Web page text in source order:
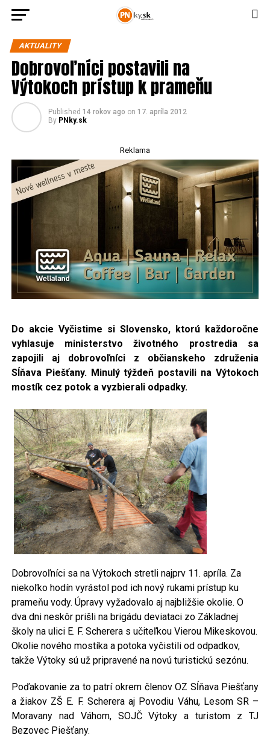
AKTUALITY
Dobrovoľníci postavili na
Výtokoch prístup k prameňu
Published 14 rokov ago on 17. apríla 2012
By PNky.sk
Reklama
Do akcie Vyčistime si Slovensko, ktorú každoročne
vyhlasuje ministerstvo životného prostredia sa
zapojiliaj dobrovoľníci z občianskeho združenia
Sĺňava Piešťany. Minulý týždeň postavili na Výtokoch
mostík cez potok a vyzbierali odpadky.
Dobrovoľníci sa na Výtokoch stretli najprv 11. apríla. Za
niekoľko hodín vyrástol pod ich nový rukami prístup ku
prameňu vody. Úpravy vyžadovalo aj najbližšie okolie. O
dva dni neskôr prišli na brigádu deviataci zo Základnej
školy na ulici E. F. Scherera s učiteľkou Vierou Mikeskovou.
Okolie nového mostíka a potoka vyčistili od odpadkov,
takže Výtoky sú už pripravené na novú turistickú sezónu.
Poďakovanie za to patrí okrem členov OZ Sĺňava Piešťany
a žiakov ZŠ E. F. Scherera aj Povodiu Váhu, Lesom SR –
Moravany nad Váhom, SOJČ Výtoky a turistom z TJ
Bezovec Piešťany.